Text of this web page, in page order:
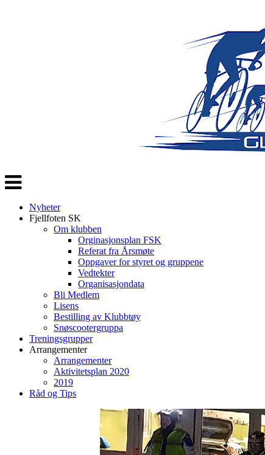
Veksle
navigasjon
Nyheter
Fjellfoten SK
Om klubben
Orginasjonsplan FSK
Referat fra Årsmøte
Oppgaver for styret og gruppene
Vedtekter
Organisasjondata
Bli Medlem
Lisens
Bestilling av Klubbtøy
Snøscootergruppa
Treningsgrupper
Arrangementer
Arrangementer
Aktivitetsplan 2020
2019
Råd og Tips